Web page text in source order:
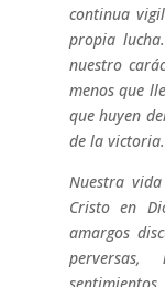
continua
propia
nuestro
menos que
que huyen
de la victoria.
Nuestra
Cristo en
amargos